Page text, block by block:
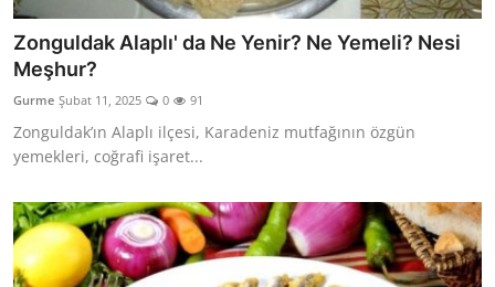
Zonguldak Alaplı' da Ne Yenir? Ne Yemeli? Nesi
Meşhur?
Gurme Şubat 11, 2025 0 91
Zonguldak’ın Alaplı ilçesi, Karadeniz mutfağının özgün
yemekleri, coğrafi işaret...